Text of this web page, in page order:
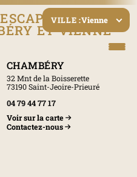
VILLE :Vienne
GAMES À
ET VIENNE
CHAMBÉRY
32 Mnt de la Boisserette
73190 Saint-Jeoire-Prieuré
04 79 44 77 17
Voir sur la carte
Contactez-nous